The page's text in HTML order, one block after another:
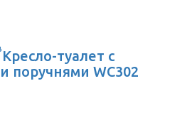
Кресло-туалет с
поручнями WC302